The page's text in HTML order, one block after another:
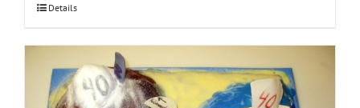
Details